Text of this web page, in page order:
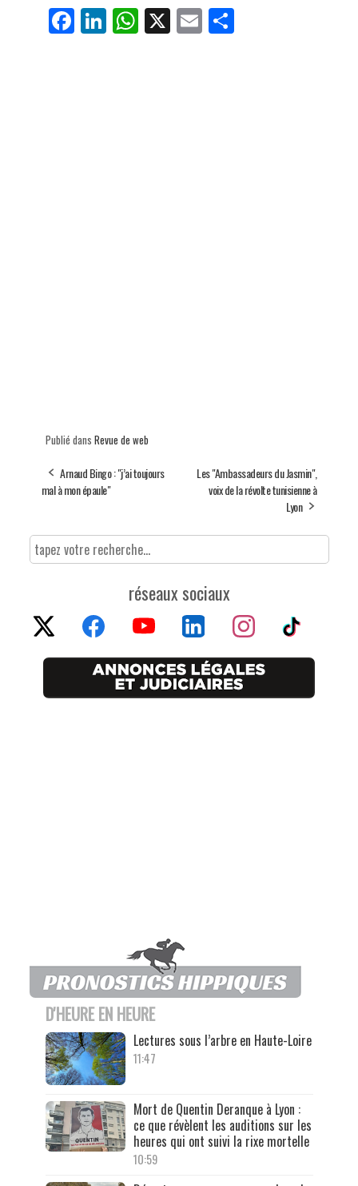
Fa
ce
Li
nk
W
ha
X E
m
Pa
rt
Publié dans Revue de web
Arnaud Bingo : "j’ai toujours
mal à mon épaule"
Les "Ambassadeurs du Jasmin",
voix de la révolte tunisienne à
Lyon
réseaux sociaux
D'HEURE EN HEURE
Lectures sous l’arbre en Haute-Loire
11:47
Mort de Quentin Deranque à Lyon :
ce que révèlent les auditions sur les
heures qui ont suivi la rixe mortelle
10:59